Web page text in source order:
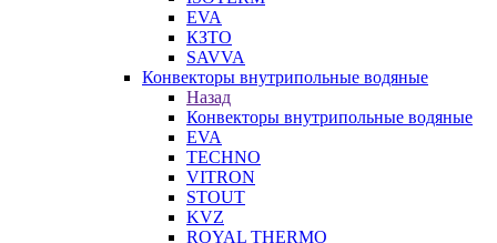
EVA
КЗТО
SAVVA
Конвекторы внутрипольные водяные
Назад
Конвекторы внутрипольные водяные
EVA
TECHNO
VITRON
STOUT
KVZ
ROYAL THERMO